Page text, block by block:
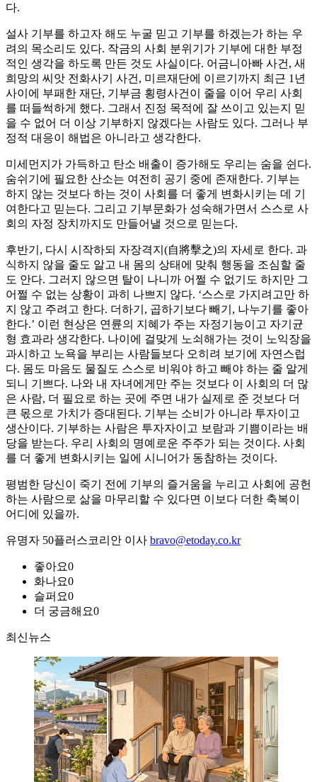
다.
설사 기부를 하고자 해도 누굴 믿고 기부를 하겠는가 하는 우
려의 목소리도 있다. 작금의 사회 분위기가 기부에 대한 부정
적인 생각을 하도록 만든 것도 사실이다. 어금니아빠 사건, 새
희망의 씨앗 전화사기 사건, 미르재단에 이르기까지 최근 1년
사이에 부패한 재단, 기부금 횡령사건이 줄을 이어 우리 사회
를 떠들썩하게 했다. 그래서 진정 목적에 잘 쓰이고 있는지 믿
을 수 없어 더 이상 기부하지 않겠다는 사람도 있다. 그러나 부
정적 대응이 해법은 아니라고 생각한다.
미세먼지가 가득하고 탄소 배출이 증가해도 우리는 숨을 쉰다.
숨쉬기에 필요한 산소는 여전히 공기 중에 존재한다. 기부는
하지 않는 것보다 하는 것이 사회를 더 좋게 변화시키는 데 기
여한다고 믿는다. 그리고 기부문화가 성숙해가면서 스스로 사
회의 자정 장치까지도 만들어낼 것으로 믿는다.
후반기, 다시 시작하되 자장격지(自將擊之)의 자세로 한다. 과
식하지 않을 줄도 알고 내 몸의 상태에 맞춰 행동을 조심할 줄
도 안다. 그러지 않으면 탈이 나니까 어쩔 수 없기도 하지만 그
어쩔 수 없는 상황이 과히 나쁘지 않다. ‘스스로 가지려고만 하
지 않고 주려고 한다. 더하기, 곱하기보다 빼기, 나누기를 좋아
한다.’ 이런 현상은 연륜의 지혜가 주는 자정기능이고 자기균
형 효과라 생각한다. 나이에 걸맞게 노쇠해가는 것이 노익장을
과시하고 노욕을 부리는 사람들보다 오히려 보기에 자연스럽
다. 몸도 마음도 물질도 스스로 비워야 하고 빼야 하는 줄 알게
되니 기쁘다. 나와 내 자녀에게만 주는 것보다 이 사회의 더 많
은 사람, 더 필요로 하는 곳에 주면 내가 실제로 준 것보다 더
큰 몫으로 가치가 증대된다. 기부는 소비가 아니라 투자이고
생산이다. 기부하는 사람은 투자자이고 보람과 기쁨이라는 배
당을 받는다. 우리 사회의 명예로운 주주가 되는 것이다. 사회
를 더 좋게 변화시키는 일에 시니어가 동참하는 것이다.
평범한 당신이 죽기 전에 기부의 즐거움을 누리고 사회에 공헌
하는 사람으로 삶을 마무리할 수 있다면 이보다 더한 축복이
어디에 있을까.
유명자 50플러스코리안 이사 bravo@etoday.co.kr
좋아요0
화나요0
슬퍼요0
더 궁금해요0
최신뉴스